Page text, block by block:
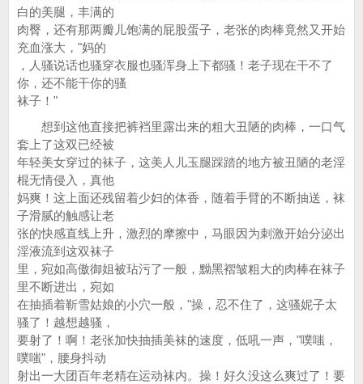
白的美腿，丰满的
肉臀，还有那两瓣儿饱满的屁股蛋子，老张的肉棒竟然又开始
充血涨大，"妈的
，人骚说话也骚穿衣服也骚浑身上下都骚！老子现在干不了
你，还不能干你的骚
袜子！"
想到这他直接把裤裆里露出来的粗大丑陋的肉棒，一口气
套上了这双已经被
年轻美女穿过的袜子，这美人儿玉腿踩踏的地方被丑陋的老淫
棍无情侵入，真他
妈爽！这上面还残留着少妇的体香，随着手臂的不断抽送，袜
子滑腻的触感让老
张的快感直线上升，激烈的摩擦中，马眼因为刺激开始分泌出
淫液流到这双袜子
里，宛如高傲御姐被玷污了一般，黝黑褶皱粗大的肉棒在袜子
里不断进出，宛如
在抽插着靳雪姑娘的小穴一般，"操，忍不住了，这骚妮子太
骚了！越想越骚，
要射了！啊！老张加快抽插美袜的速度，低吼一声，"噗嗤，
噗嗤"，腰身抖动
射出一大团百年老精在运动袜内。操！好久没这么爽过了！要